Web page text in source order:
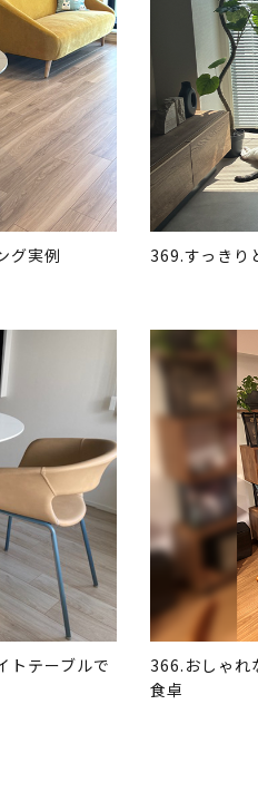
グ実例 369.すっきり
トテーブルで
366.おしゃれ
食卓